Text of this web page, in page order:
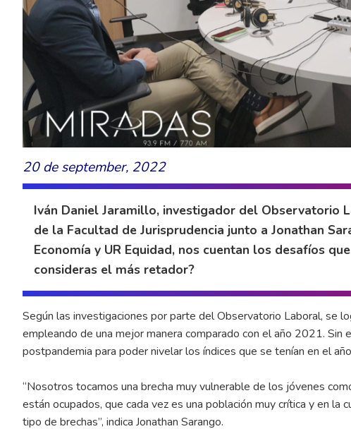
20 de september, 2022
Iván Daniel Jaramillo, investigador del Observatorio
de la Facultad de Jurisprudencia junto a Jonathan
Economía y UR Equidad, nos cuentan los desafíos
consideras el más retador?
Según las investigaciones por parte del Observatorio Laboral, se
empleando de una mejor manera comparado con el año 2021. Sin
postpandemia para poder nivelar los índices que se tenían en el
“Nosotros tocamos una brecha muy vulnerable de los jóvenes
están ocupados, que cada vez es una población muy crítica y en
tipo de brechas”, indica Jonathan Sarango.